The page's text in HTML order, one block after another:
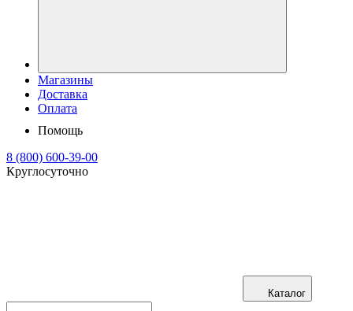
Магазины
Доставка
Оплата
Помощь
8 (800) 600-39-00
Круглосуточно
Каталог